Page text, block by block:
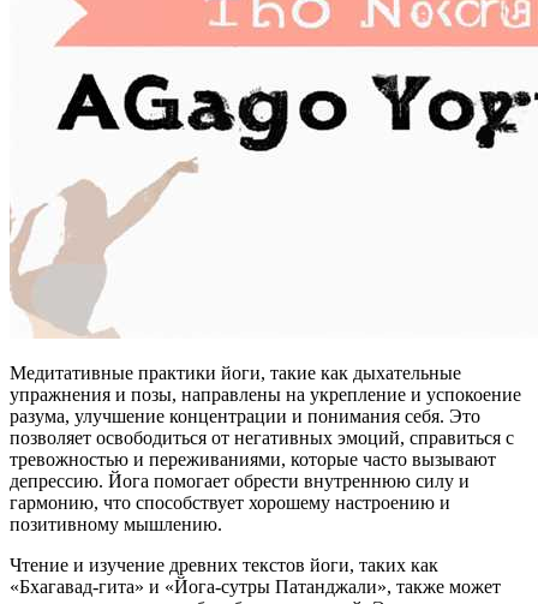
Медитативные практики йоги, такие как дыхательные
упражнения и позы, направлены на укрепление и успокоение
разума, улучшение концентрации и понимания себя. Это
позволяет освободиться от негативных эмоций, справиться с
тревожностью и переживаниями, которые часто вызывают
депрессию. Йога помогает обрести внутреннюю силу и
гармонию, что способствует хорошему настроению и
позитивному мышлению.
Чтение и изучение древних текстов йоги, таких как
«Бхагавад-гита» и «Йога-сутры Патанджали», также может